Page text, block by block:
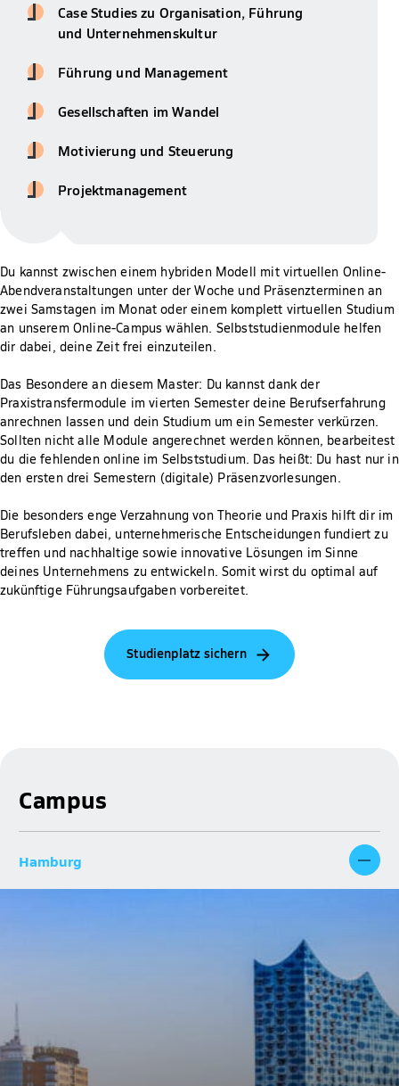
Case Studies zu Organisation, Führung
und Unternehmenskultur
Führung und Management
Gesellschaften im Wandel
Motivierung und Steuerung
Projektmanagement
Du kannst zwischen einem hybriden Modell mit virtuellen Online-
Abendveranstaltungen unter der Woche und Präsenzterminen an
zwei Samstagen im Monat oder einem komplett virtuellen Studium
an unserem Online-Campus wählen. Selbststudienmodule helfen
dir dabei, deine Zeit frei einzuteilen.
Das Besondere an diesem Master: Du kannst dank der
Praxistransfermodule im vierten Semester deine Berufserfahrung
anrechnen lassen und dein Studium um ein Semester verkürzen.
Sollten nicht alle Module angerechnet werden können, bearbeitest
du die fehlenden online im Selbststudium. Das heißt: Du hast nur in
den ersten drei Semestern (digitale) Präsenzvorlesungen.
Die besonders enge Verzahnung von Theorie und Praxis hilft dir im
Berufsleben dabei, unternehmerische Entscheidungen fundiert zu
treffen und nachhaltige sowie innovative Lösungen im Sinne
deines Unternehmens zu entwickeln. Somit wirst du optimal auf
zukünftige Führungsaufgaben vorbereitet.
Studienplatz sichern
Campus
Hamburg